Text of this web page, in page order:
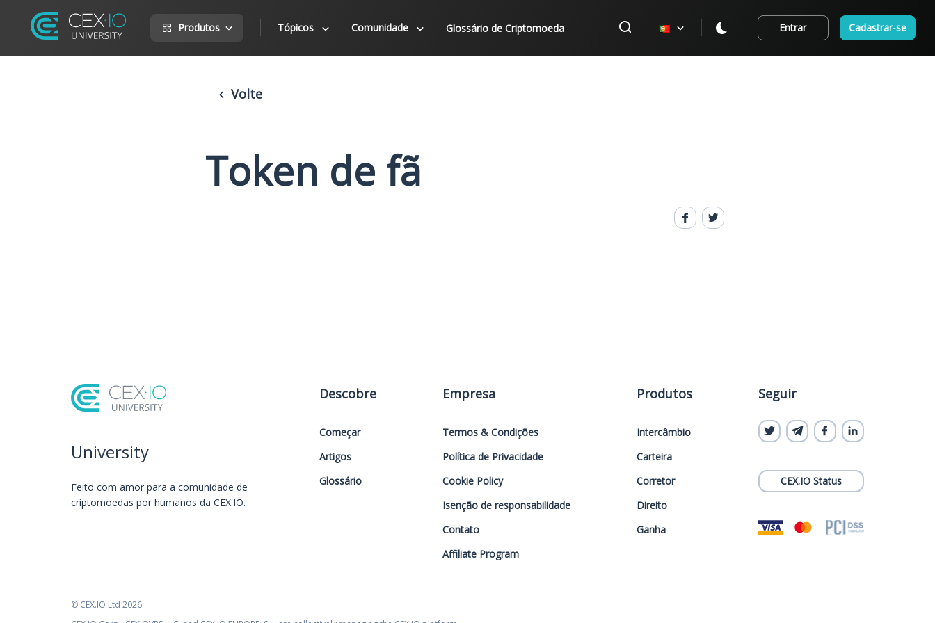
Produtos Tópicos Comunidade Glossário de Criptomoeda Entrar Cadastrar-se
Volte
Token de fã
University
Feito com amor️ para a comunidade de
criptomoedas por humanos da CEX.IO.
Descobre
Começar
Artigos
Glossário
Empresa
Termos & Condições
Política de Privacidade
Cookie Policy
Isenção de responsabilidade
Contato
Affiliate Program
Produtos
Intercâmbio
Carteira
Corretor
Direito
Ganha
Seguir
CEX.IO Status
© CEX.IO Ltd 2026